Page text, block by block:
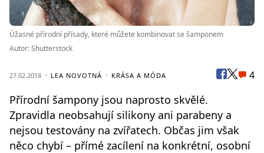
Úžasné přírodní přísady, které můžete kombinovat se šamponem
Autor: Shutterstock
27.02.2018 LEA NOVOTNÁ KRÁSA A MÓDA 4
Přírodní šampony jsou naprosto skvělé.
Zpravidla neobsahují silikony ani parabeny a
nejsou testovány na zvířatech. Občas jim však
něco chybí – přímé zacílení na konkrétní, osobní